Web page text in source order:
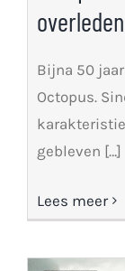
overleden
Bijna 50
Octopus.
gebleven […]
Lees meer